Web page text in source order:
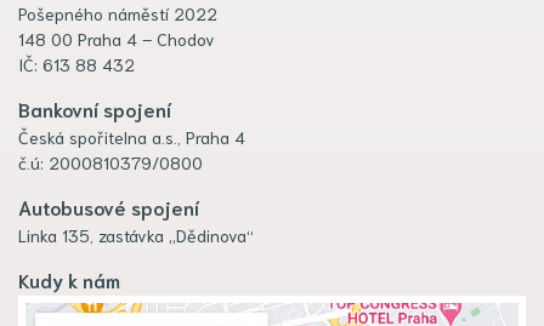
Pošepného náměstí 2022
148 00 Praha 4 – Chodov
IČ: 613 88 432
Bankovní spojení
Česká spořitelna a.s., Praha 4
č.ú: 2000810379/0800
Autobusové spojení
Linka 135, zastávka „Dědinova“
Kudy k nám